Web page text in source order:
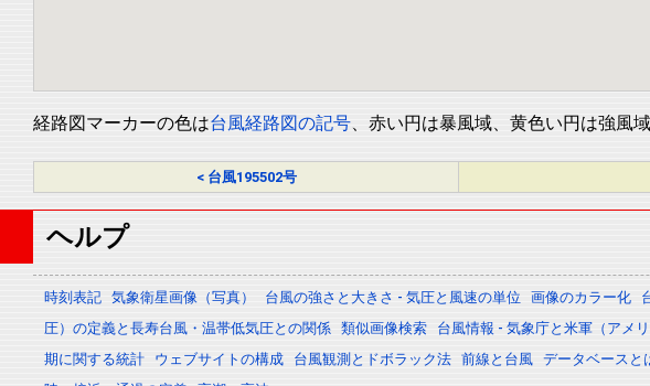
経路図マーカーの色は台風経路図の記号、赤い円は暴風域、黄色い円は強風域
< 台風195502号
ヘルプ
時刻表記 気象衛星画像（写真） 台風の強さと大きさ - 気圧と風速の単位 画像のカラー化
圧）の定義と長寿台風・温帯低気圧との関係 類似画像検索 台風情報 - 気象庁と米軍（アメ
期に関する統計
ウェブサイトの構成 台風観測とドボラック法 前線と台風 データベースと